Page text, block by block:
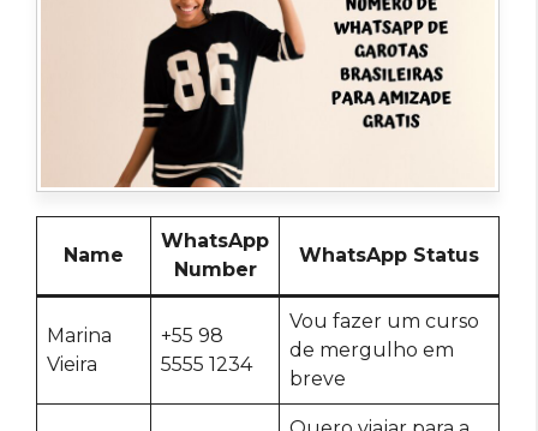
Name
WhatsApp
Number
WhatsApp Status
Marina
Vieira
+55 98
5555 1234
Vou fazer um curso
de mergulho em
breve